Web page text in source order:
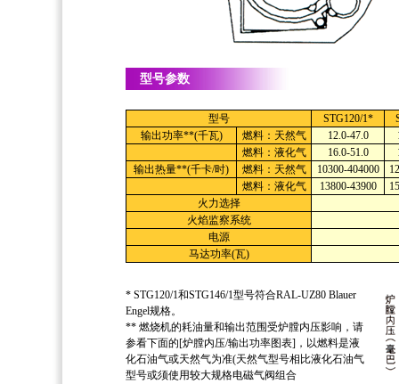
型号参数
型号 STG120/1*
输出功率**(千瓦)
燃料：天然气 12.0-47.0
燃料：液化气
16.0-51.0
输出热量**(千卡/时)
燃料：天然气 10300-404000
燃料：液化气
13800-43900
火力选择
火焰监察系统
电源
马达功率(瓦)
* STG120/1和STG146/1型号符合RAL-UZ80 Blauer
Engel规格。
** 燃烧机的耗油量和输出范围受炉膛内压影响，请
参看下面的[炉膛内压/输出功率图表]，以燃料是液
化石油气或天然气为准(天然气型号相比液化石油气
型号或须使用较大规格电磁气阀组合